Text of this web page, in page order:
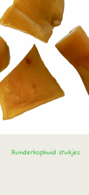
Runderkophuid stukjes